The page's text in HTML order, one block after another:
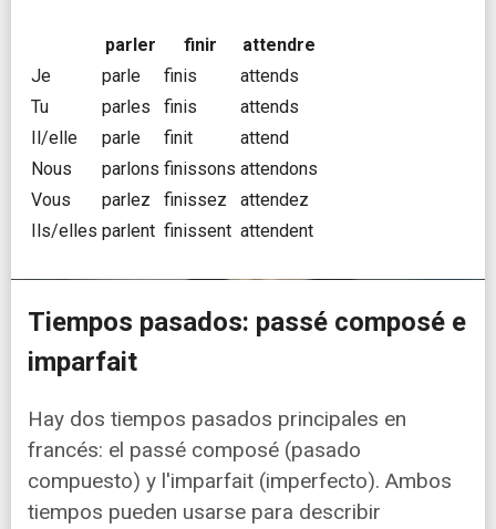
parler finir
attendre
Je
parle finis
attends
Tu
parles finis
attends
Il/elle
parle finit
attend
Nous
parlons finissons attendons
Vous
parlez finissez
attendez
Ils/elles parlent finissent attendent
Tiempos pasados: passé composé e
imparfait
Hay dos tiempos pasados principales en
francés: el passé composé (pasado
compuesto) y l'imparfait (imperfecto). Ambos
tiempos pueden usarse para describir